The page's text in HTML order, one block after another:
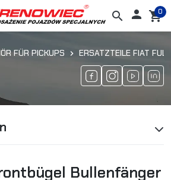
search  shopping_cart
0
FÜR PICKUPS ERSATZTEILE FIAT
Bullenfänger